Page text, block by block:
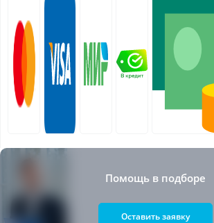
Помощь в подборе
Оставить заявку